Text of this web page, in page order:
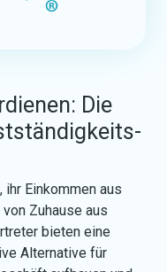
Die
Einkommen aus
Zuhause aus
bieten eine
Alternative für